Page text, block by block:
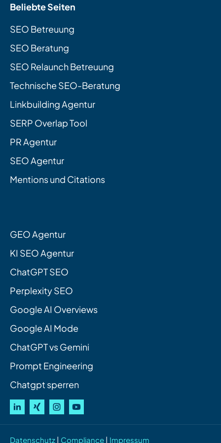
Beliebte Seiten
SEO Betreuung
SEO Beratung
SEO Relaunch Betreuung
Technische SEO-Beratung
Linkbuilding Agentur
SERP Overlap Tool
PR Agentur
SEO Agentur
Mentions und Citations
GEO Agentur
KI SEO Agentur
ChatGPT SEO
Perplexity SEO
Google AI Overviews
Google AI Mode
ChatGPT vs Gemini
Prompt Engineering
Chatgpt sperren
Datenschutz | Compliance | Impressum